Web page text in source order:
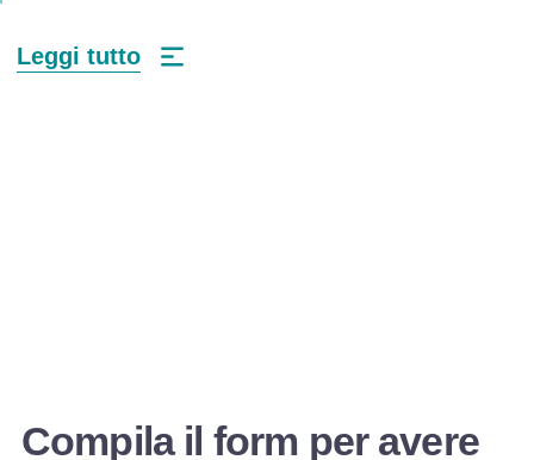
Leggi tutto
Compila il form per avere